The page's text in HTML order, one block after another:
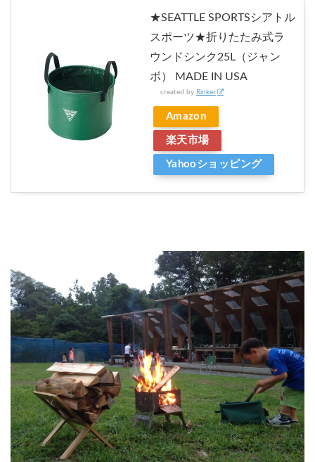
★SEATTLE SPORTSシアトル
スポーツ★折りたたみ式ラ
ウンドシンク25L（ジャン
ボ） MADE IN USA
created by Rinker
Amazon
楽天市場
Yahooショッピング